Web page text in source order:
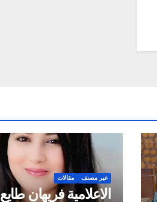
غير مصنف مقالات
الاعلامية فريهان طايع